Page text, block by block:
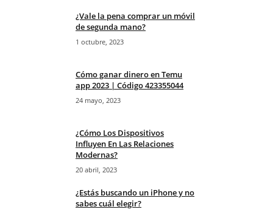
¿Vale la pena comprar un móvil
de segunda mano?
1 octubre, 2023
Cómo ganar dinero en Temu
app 2023 | Código 423355044
24 mayo, 2023
¿Cómo Los Dispositivos
Influyen En Las Relaciones
Modernas?
20 abril, 2023
¿Estás buscando un iPhone y no
sabes cuál elegir?